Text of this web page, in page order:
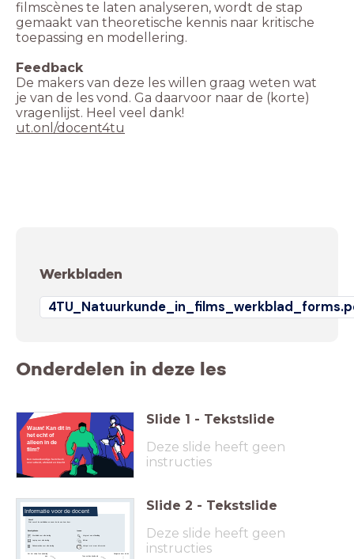
filmscènes te laten analyseren, wordt de stap
gemaakt van theoretische kennis naar kritische
toepassing en modellering.
De makers van deze les willen graag weten wat
je van de les vond. Ga daarvoor naar de (korte)
ut.onl/docent4tu
Werkbladen
Onderdelen in deze les
Wauw! Kan dit in
het echt of
alleen in de
film?
Een natuurkundige factcheck
over arbeid, afstand en kracht
Slide 1 - Tekstslide
Deze slide heeft geen
instructies
Informatie voor de docent
Benodigdheden Iconen
Zet het vinkje 'toon bij leerling'
aan
Toon notities bij elke dia
Navigeren door de les
Vergroot een afbeelding
Klik hier
Hotspot met meer informatie
Laptop voor elke leerling
Rekenmachine voor elke leerling
Vooraf
Print vooraf de werkbladen en neem de les een keer door.
Werkblad voor elke leerling
Slide 2 - Tekstslide
Deze slide heeft geen
instructies